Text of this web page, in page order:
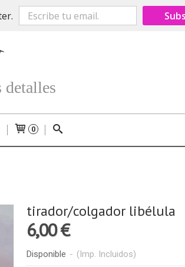
detalles
0
tirador/colgador libélula
6,00 €
Disponible - (Imp. Incluidos)